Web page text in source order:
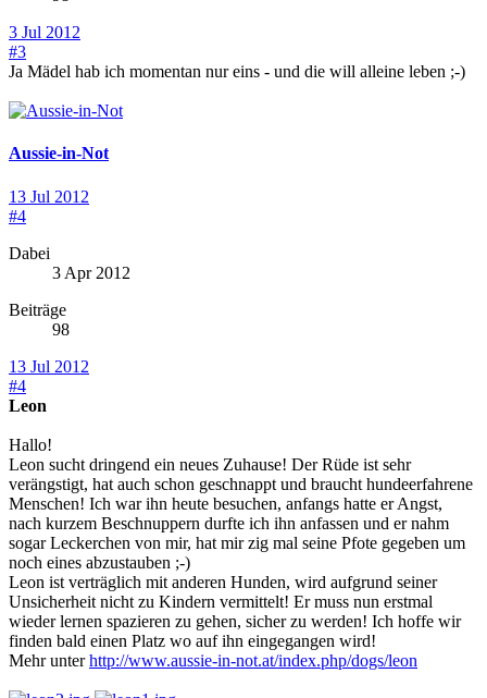
3 Jul 2012
#3
Ja Mädel hab ich momentan nur eins - und die will alleine leben ;-)
Aussie-in-Not
13 Jul 2012
#4
Dabei
3 Apr 2012
Beiträge
98
13 Jul 2012
#4
Leon
Hallo!
Leon sucht dringend ein neues Zuhause! Der Rüde ist sehr
verängstigt, hat auch schon geschnappt und braucht hundeerfahrene
Menschen! Ich war ihn heute besuchen, anfangs hatte er Angst,
nach kurzem Beschnuppern durfte ich ihn anfassen und er nahm
sogar Leckerchen von mir, hat mir zig mal seine Pfote gegeben um
noch eines abzustauben ;-)
Leon ist verträglich mit anderen Hunden, wird aufgrund seiner
Unsicherheit nicht zu Kindern vermittelt! Er muss nun erstmal
wieder lernen spazieren zu gehen, sicher zu werden! Ich hoffe wir
finden bald einen Platz wo auf ihn eingegangen wird!
Mehr unterhttp://www.aussie-in-not.at/index.php/dogs/leon